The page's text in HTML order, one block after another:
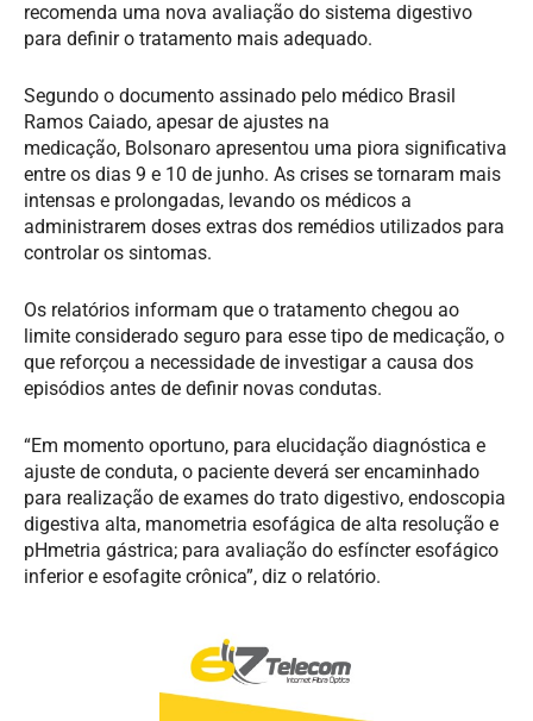
recomenda uma nova avaliação do sistema digestivo
para definir o tratamento mais adequado.
Segundo o documento assinado pelo médico Brasil
Ramos Caiado, apesar de ajustes na
medicação, Bolsonaro apresentou uma piora significativa
entre os dias 9 e 10 de junho. As crises se tornaram mais
intensas e prolongadas, levando os médicos a
administrarem doses extras dos remédios utilizados para
controlar os sintomas.
Os relatórios informam que o tratamento chegou ao
limite considerado seguro para esse tipo de medicação, o
que reforçou a necessidade de investigar a causa dos
episódios antes de definir novas condutas.
“Em momento oportuno, para elucidação diagnóstica e
ajuste de conduta, o paciente deverá ser encaminhado
para realização de exames do trato digestivo, endoscopia
digestiva alta, manometria esofágica de alta resolução e
pHmetria gástrica; para avaliação do esfíncter esofágico
inferior e esofagite crônica”, diz o relatório.